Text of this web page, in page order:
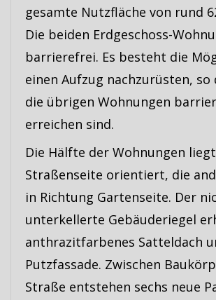
gesamte Nutzfläche von rund
Die beiden Erdgeschoss-
barrierefrei. Es besteht die
einen Aufzug nachzurüsten, so
die übrigen Wohnungen
erreichen sind.
Die Hälfte der Wohnungen
Straßenseite orientiert, die
in Richtung Gartenseite. Der
unterkellerte Gebäuderiegel
anthrazitfarbenes Satteldach
Putzfassade. Zwischen
Straße entstehen sechs neue